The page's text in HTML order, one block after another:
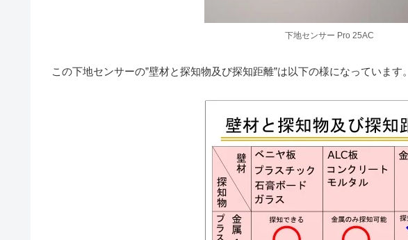
下地センサー Pro 25AC
この下地センサーの”壁材と探知物及び探知距離”は以下の様になっています。